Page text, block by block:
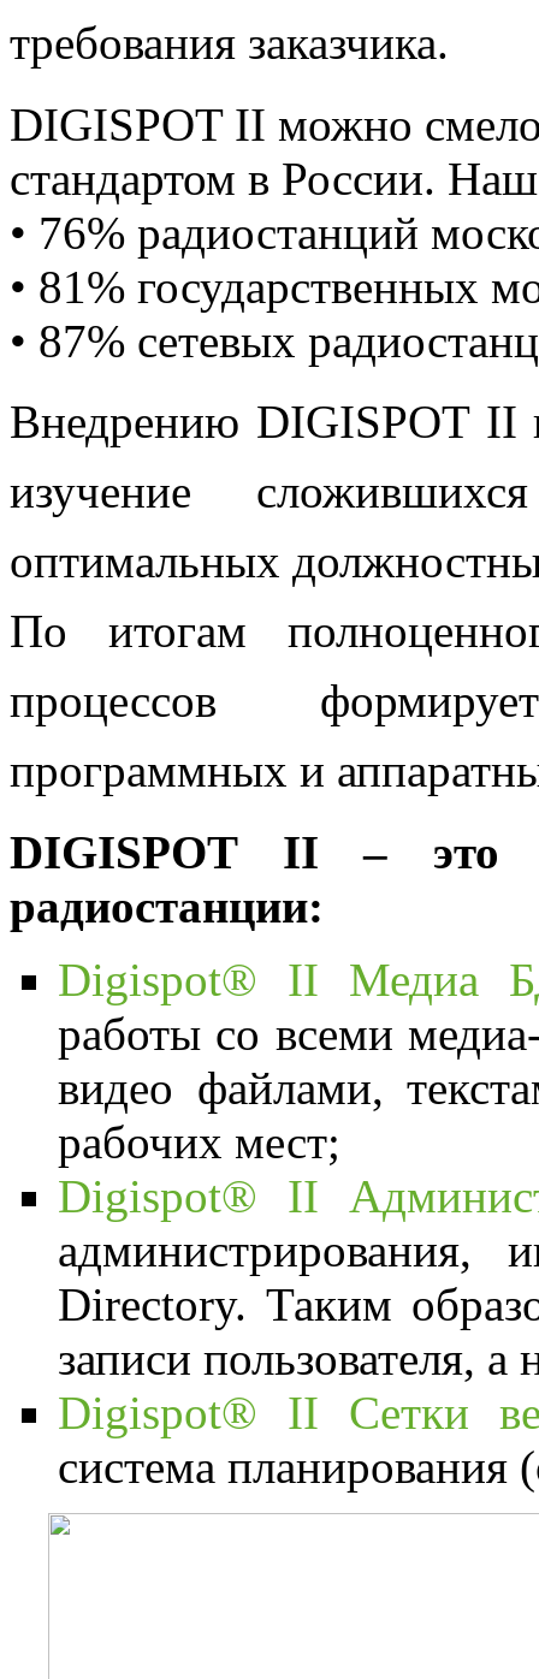
требования заказчика.
DIGISPOT II можно смело
стандартом в России.
• 76% радиостанций
• 81% государственных
• 87% сетевых
Внедрению DIGISPOT II
изучение
оптимальных
По итогам
процессов
программных и
DIGISPOT II – это
радиостанции:
Digispot® II Медиа
работы со всеми
видео файлами,
рабочих мест;
Digispot® II
администрирования,
Directory. Таким
записи пользователя,
Digispot® II Сетки
система планирования